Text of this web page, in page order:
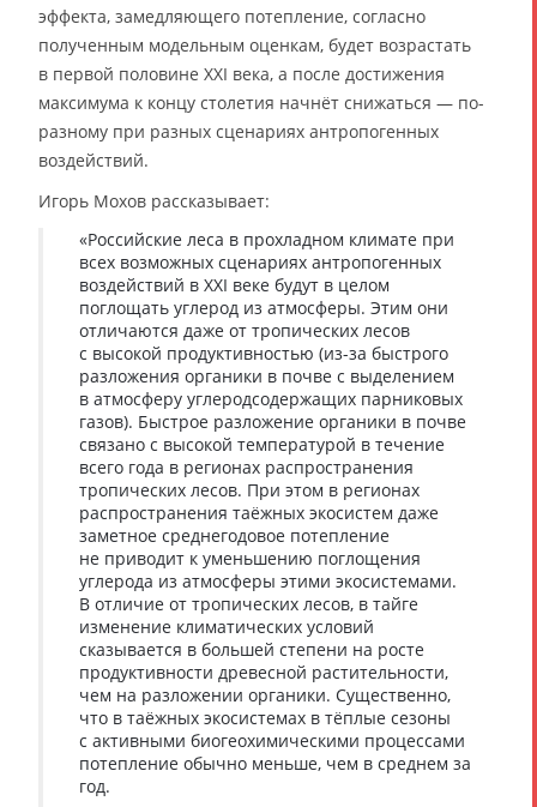
эффекта, замедляющего потепление, согласно
полученным модельным оценкам, будет возрастать
в первой половине XXI века, а после достижения
максимума к концу столетия начнёт снижаться — по-
разному при разных сценариях антропогенных
воздействий.
Игорь Мохов рассказывает:
«Российские леса в прохладном климате при
всех возможных сценариях антропогенных
воздействий в XXI веке будут в целом
поглощать углерод из атмосферы. Этим они
отличаются даже от тропических лесов
с высокой продуктивностью (из-за быстрого
разложения органики в почве с выделением
в атмосферу углеродсодержащих парниковых
газов). Быстрое разложение органики в почве
связано с высокой температурой в течение
всего года в регионах распространения
тропических лесов. При этом в регионах
распространения таёжных экосистем даже
заметное среднегодовое потепление
не приводит к уменьшению поглощения
углерода из атмосферы этими экосистемами.
В отличие от тропических лесов, в тайге
изменение климатических условий
сказывается в большей степени на росте
продуктивности древесной растительности,
чем на разложении органики. Существенно,
что в таёжных экосистемах в тёплые сезоны
с активными биогеохимическими процессами
потепление обычно меньше, чем в среднем за
год.